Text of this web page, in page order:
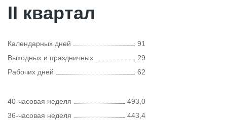
II квартал
Календарных дней
91
Выходных и праздничных
29
Рабочих дней
62
40-часовая неделя
493,0
36-часовая неделя
443,4